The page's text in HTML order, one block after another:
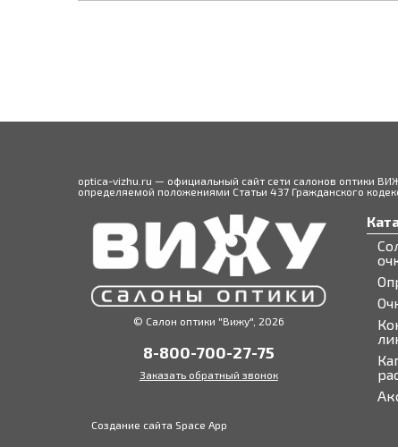
optica-vizhu.ru — официальный сайт сети салонов оптики
определяемой положениями Статьи 437 Гражданского
© Салон оптики "Вижу", 2026
8-800-700-27-75
Заказать обратный звонок
Создание сайта Space App